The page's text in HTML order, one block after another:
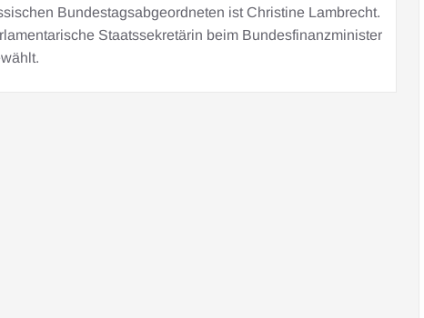
Bundestagsabgeordneten ist Christine Lambrecht.
Staatssekretärin beim Bundesfinanzminister